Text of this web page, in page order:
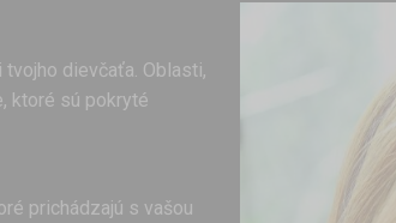
dievčaťa. Oblasti,
ktoré sú pokryté
prichádzajú s vašou